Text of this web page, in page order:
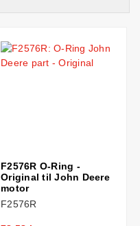
F2576R O-Ring -
Original til John Deere
motor
F2576R